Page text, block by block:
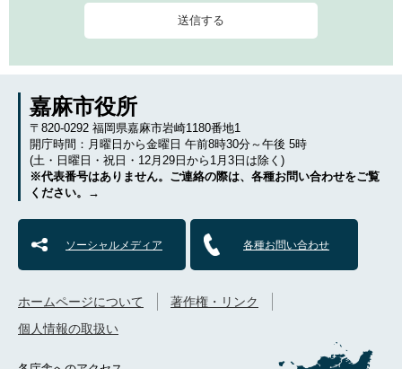
嘉麻市役所
〒820-0292 福岡県嘉麻市岩崎1180番地1
開庁時間：月曜日から金曜日 午前8時30分～午後 5時
(土・日曜日・祝日・12月29日から1月3日は除く)
※代表番号はありません。ご連絡の際は、各種お問い合わせをご覧
ください。→
ソーシャルメディア 各種お問い合わせ
ホームページについて
著作権・リンク
個人情報の取扱い